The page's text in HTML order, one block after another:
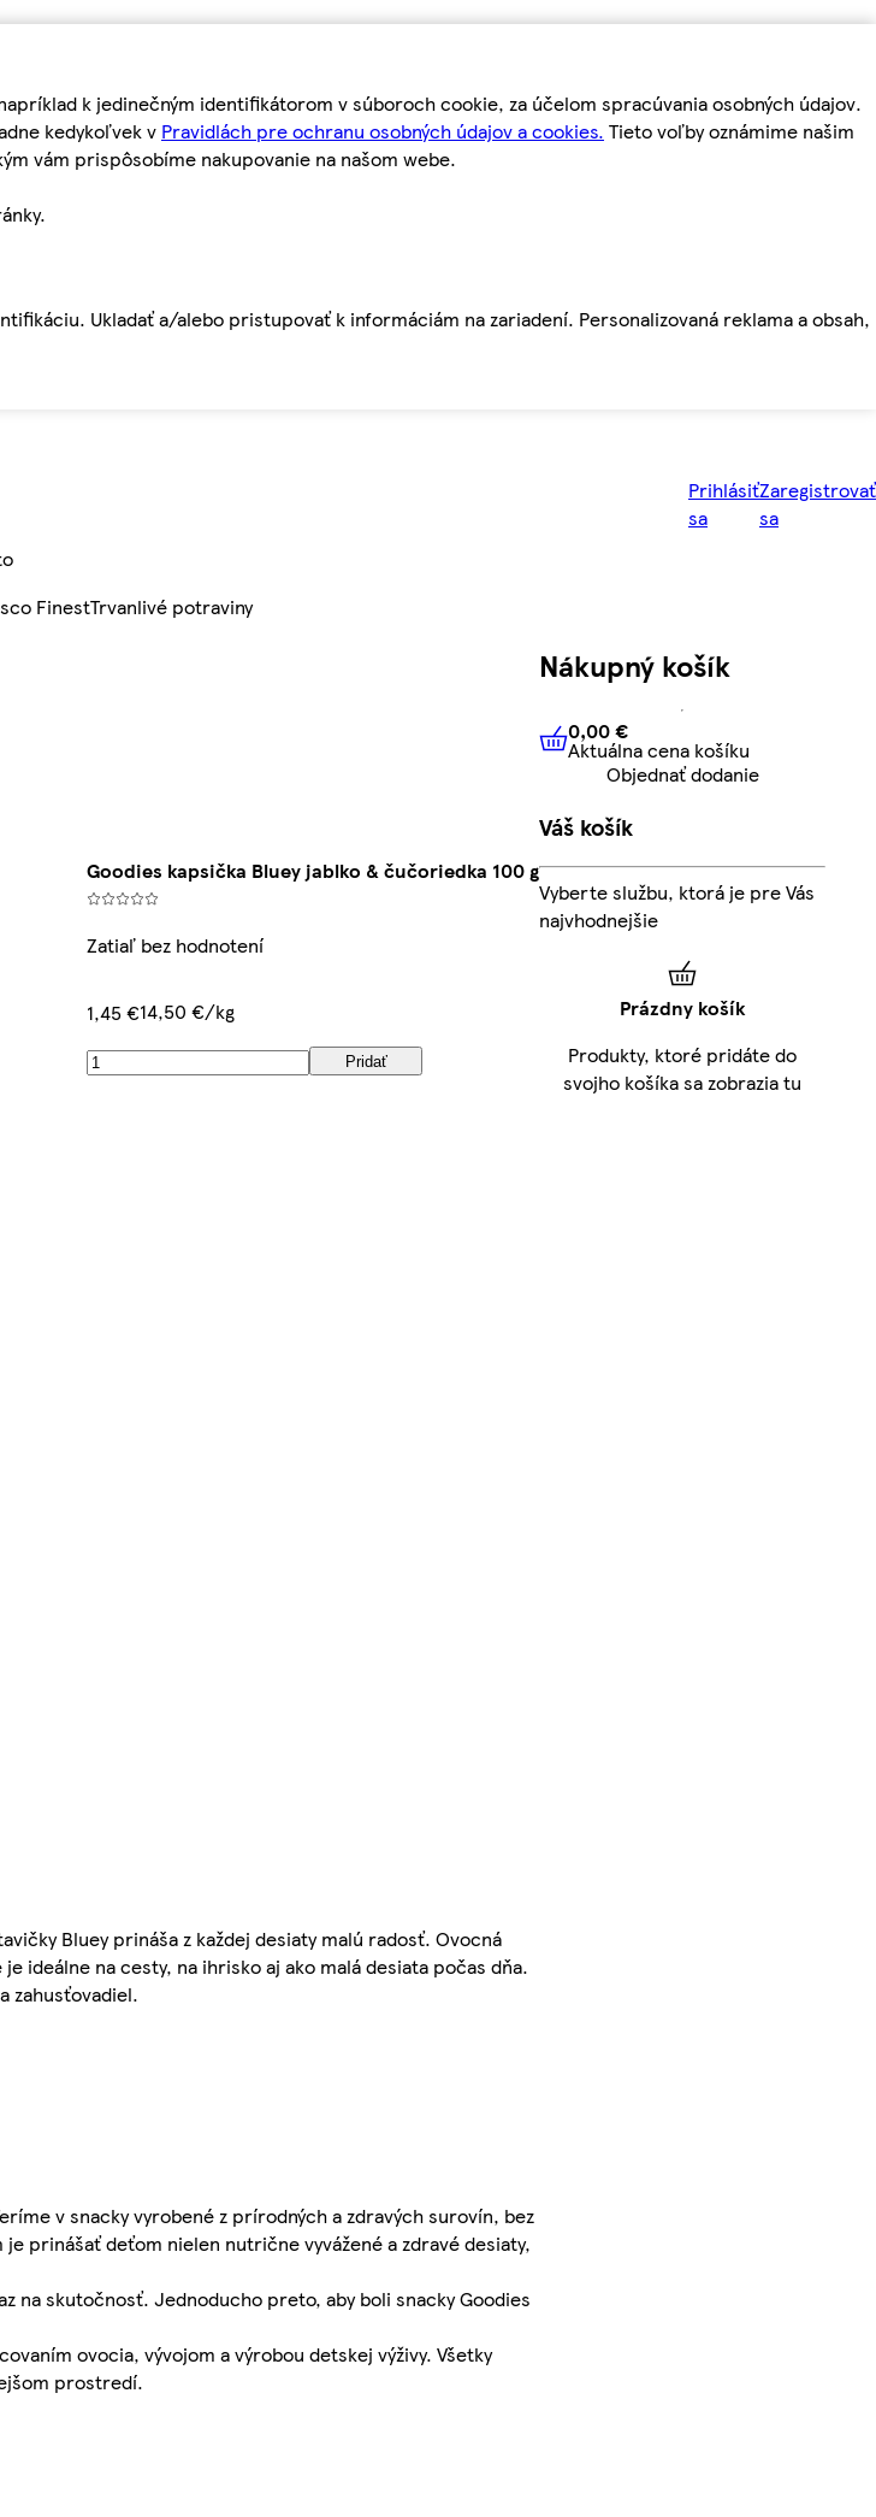
k jedinečným identifikátorom v súboroch cookie, za účelom spracúvania osobných údajov.
kedykoľvek v Pravidlách pre ochranu osobných údajov a cookies. Tieto voľby oznámime našim
vám prispôsobíme nakupovanie na našom webe.
Ukladať a/alebo pristupovať k informáciám na zariadení. Personalizovaná reklama a obsah,
Prihlásiť
sa
Zaregistrovať
sa
FinestTrvanlivé potraviny
Goodies kapsička Bluey jablko & čučoriedka 100 g
Zatiaľ bez hodnotení
1,45 €14,50 €/kg
Pridať
Bluey prináša z každej desiaty malú radosť. Ovocná
ideálne na cesty, na ihrisko aj ako malá desiata počas dňa.
zahusťovadiel.
v snacky vyrobené z prírodných a zdravých surovín, bez
prinášať deťom nielen nutrične vyvážené a zdravé desiaty,
na skutočnosť. Jednoducho preto, aby boli snacky Goodies
ovocia, vývojom a výrobou detskej výživy. Všetky
prostredí.
Nákupný košík
0,00 € Aktuálna cena košíku
0,00 €
Aktuálna cena košíku
Objednať dodanie
Váš košík
Vyberte službu, ktorá je pre Vás
najvhodnejšie
Prázdny košík
Produkty, ktoré pridáte do
svojho košíka sa zobrazia tu